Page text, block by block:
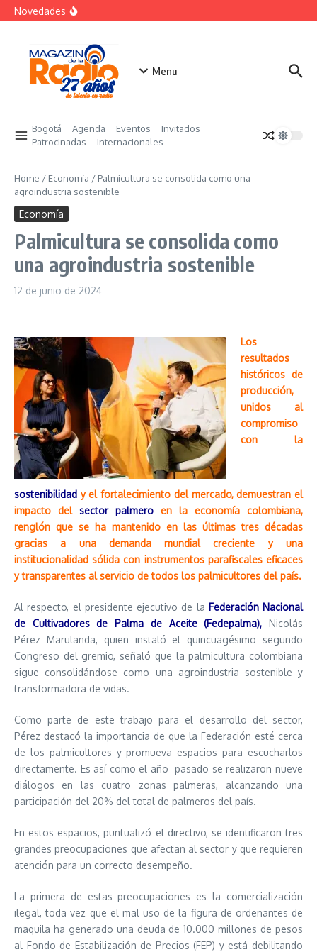
Saltar al contenido
Novedades
Menu
Bogotá Agenda Eventos
Invitados
Patrocinadas
Internacionales
Home / Economía / Palmicultura se consolida como una
agroindustria sostenible
Economía
Palmicultura se consolida como
una agroindustria sostenible
12 de junio de 2024
Los
resultados
históricos de
producción,
unidos al
compromiso
con la
sostenibilidad y el fortalecimiento del mercado, demuestran el
impacto del sector palmero en la economía colombiana,
renglón que se ha mantenido en las últimas tres décadas
gracias a una demanda mundial creciente y una
institucionalidad sólida con instrumentos parafiscales eficaces
y transparentes al servicio de todos los palmicultores del país.
Al respecto, el presidente ejecutivo de la Federación Nacional
de Cultivadores de Palma de Aceite (Fedepalma), Nicolás
Pérez Marulanda, quien instaló el quincuagésimo segundo
Congreso del gremio, señaló que la palmicultura colombiana
sigue consolidándose como una agroindustria sostenible y
transformadora de vidas.
Como parte de este trabajo para el desarrollo del sector,
Pérez destacó la importancia de que la Federación esté cerca
de los palmicultores y promueva espacios para escucharlos
directamente. Es así como el año pasado se realizaron nueve
diálogos en las cuatro zonas palmeras, alcanzando una
participación del 20% del total de palmeros del país.
En estos espacios, puntualizó el directivo, se identificaron tres
grandes preocupaciones que afectan al sector y que requieren
atención para un correcto desempeño.
La primera de estas preocupaciones es la comercialización
ilegal, toda vez que el mal uso de la figura de ordenantes de
maquila ha generado una deuda de 10.000 millones de pesos
al Fondo de Estabilización de Precios (FEP) y está debilitando